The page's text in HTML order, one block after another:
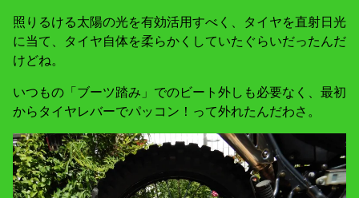
照りるける太陽の光を有効活用すべく、タイヤを直射日光
に当て、タイヤ自体を柔らかくしていたぐらいだったんだ
けどね。
いつもの「ブーツ踏み」でのビート外しも必要なく、最初
からタイヤレバーでパッコン！って外れたんだわさ。